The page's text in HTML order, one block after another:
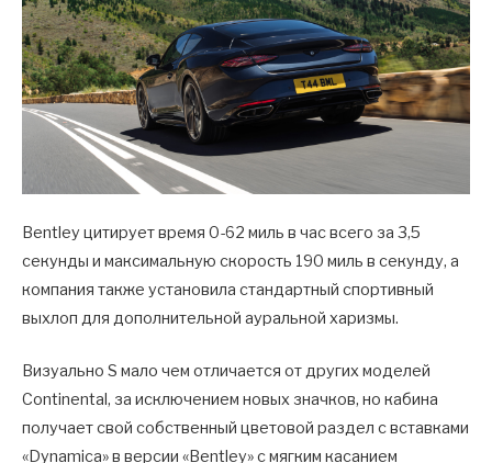
Bentley цитирует время 0-62 миль в час всего за 3,5
секунды и максимальную скорость 190 миль в секунду, а
компания также установила стандартный спортивный
выхлоп для дополнительной ауральной харизмы.
Визуально S мало чем отличается от других моделей
Continental, за исключением новых значков, но кабина
получает свой собственный цветовой раздел с вставками
«Dynamica» в версии «Bentley» с мягким касанием